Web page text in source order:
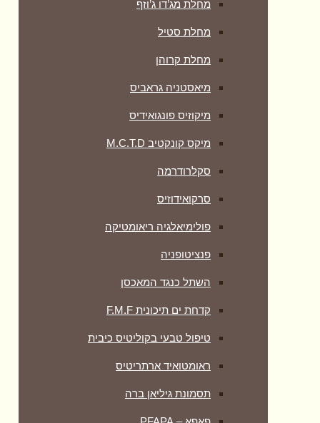
מחלת מג’דו ג’וזף
מחלת סטיל
מחלת קרוהן
מיאסטניה גראביס
מיקוזיס פונגואידיס
מיקס קונקטיב M.C.T.D
סקלרודרמה
סרקואידוזיס
פולימיאלגיה ריאומטיקה
‏פנציטופניה
השתל כנגד המאכסן
קדחת ים תיכונית F.M.F
טיפול טבעי בקוליטיס כיבית
ראומטואיד ארתריטיס
תסמונת גיליאן ברה